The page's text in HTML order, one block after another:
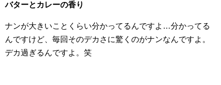
バターとカレーの香り
ナンが大きいことくらい分かってるんですよ…分かってる
んですけど、毎回そのデカさに驚くのがナンなんですよ。
デカ過ぎるんですよ。笑